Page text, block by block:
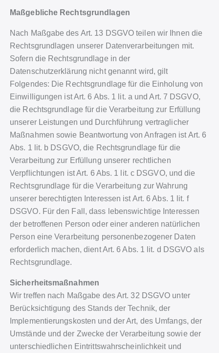
Maßgebliche Rechtsgrundlagen
Nach Maßgabe des Art. 13 DSGVO teilen wir Ihnen die
Rechtsgrundlagen unserer Datenverarbeitungen mit.
Sofern die Rechtsgrundlage in der
Datenschutzerklärung nicht genannt wird, gilt
Folgendes: Die Rechtsgrundlage für die Einholung von
Einwilligungen ist Art. 6 Abs. 1 lit. a und Art. 7 DSGVO,
die Rechtsgrundlage für die Verarbeitung zur Erfüllung
unserer Leistungen und Durchführung vertraglicher
Maßnahmen sowie Beantwortung von Anfragen ist Art. 6
Abs. 1 lit. b DSGVO, die Rechtsgrundlage für die
Verarbeitung zur Erfüllung unserer rechtlichen
Verpflichtungen ist Art. 6 Abs. 1 lit. c DSGVO, und die
Rechtsgrundlage für die Verarbeitung zur Wahrung
unserer berechtigten Interessen ist Art. 6 Abs. 1 lit. f
DSGVO. Für den Fall, dass lebenswichtige Interessen
der betroffenen Person oder einer anderen natürlichen
Person eine Verarbeitung personenbezogener Daten
erforderlich machen, dient Art. 6 Abs. 1 lit. d DSGVO als
Rechtsgrundlage.
Sicherheitsmaßnahmen
Wir treffen nach Maßgabe des Art. 32 DSGVO unter
Berücksichtigung des Stands der Technik, der
Implementierungskosten und der Art, des Umfangs, der
Umstände und der Zwecke der Verarbeitung sowie der
unterschiedlichen Eintrittswahrscheinlichkeit und